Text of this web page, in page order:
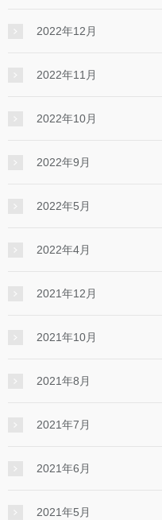
2022年12月
2022年11月
2022年10月
2022年9月
2022年5月
2022年4月
2021年12月
2021年10月
2021年8月
2021年7月
2021年6月
2021年5月